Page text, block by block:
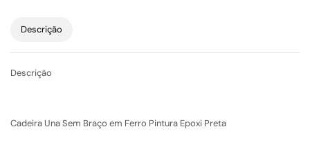
Descrição
Descrição
Cadeira Una Sem Braço em Ferro Pintura Epoxi Preta